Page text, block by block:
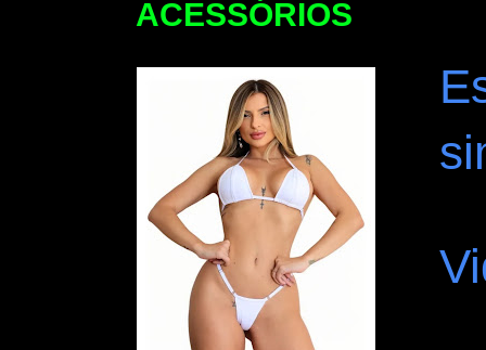
ACESSÓRIOS